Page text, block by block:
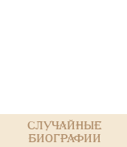
Случайные
биографии